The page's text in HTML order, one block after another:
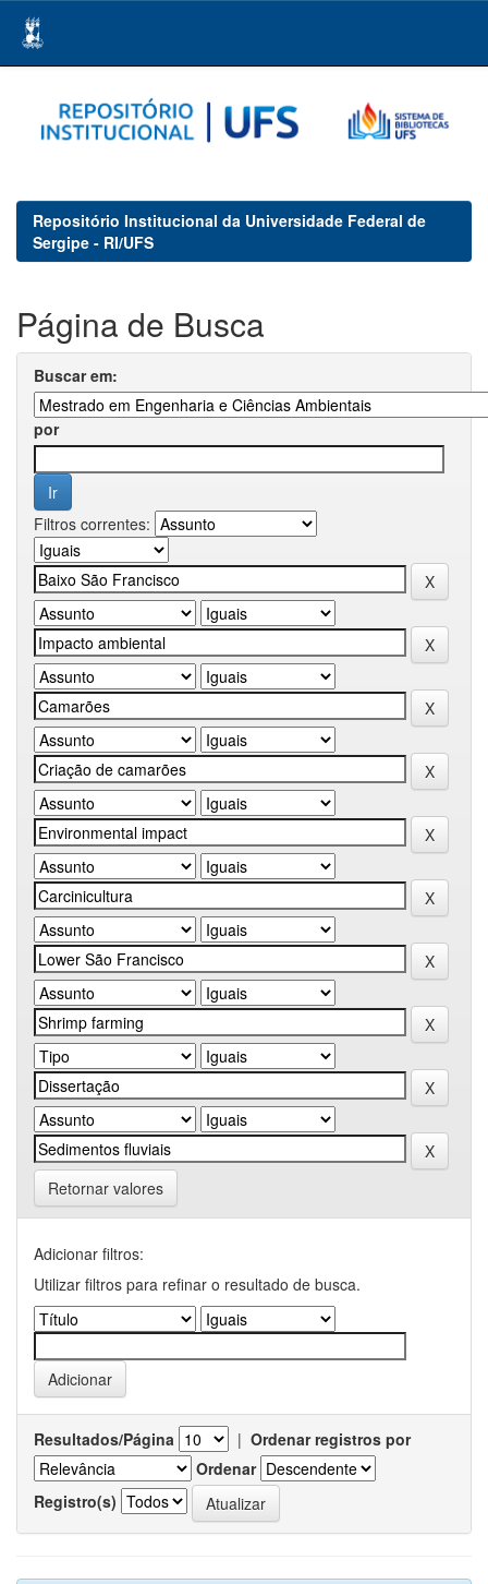
navigation
Repositório Institucional da Universidade Federal de
Sergipe - RI/UFS
Página de Busca
Buscar em:
por
Filtros correntes:
Retornar valores
Adicionar filtros:
Utilizar filtros para refinar o resultado de busca.
Resultados/Página | Ordenar registros por
Ordenar
Registro(s)